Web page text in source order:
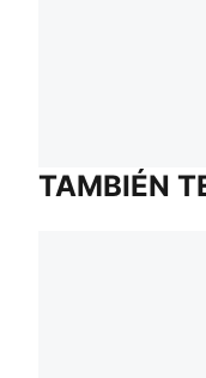
TAMBIÉN